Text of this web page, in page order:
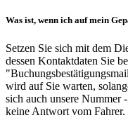
Was ist, wenn ich auf mein
Setzen Sie sich mit dem
dessen Kontaktdaten Sie
wird auf Sie warten,
sich auch unsere Nummer
keine Antwort vom Fahrer.